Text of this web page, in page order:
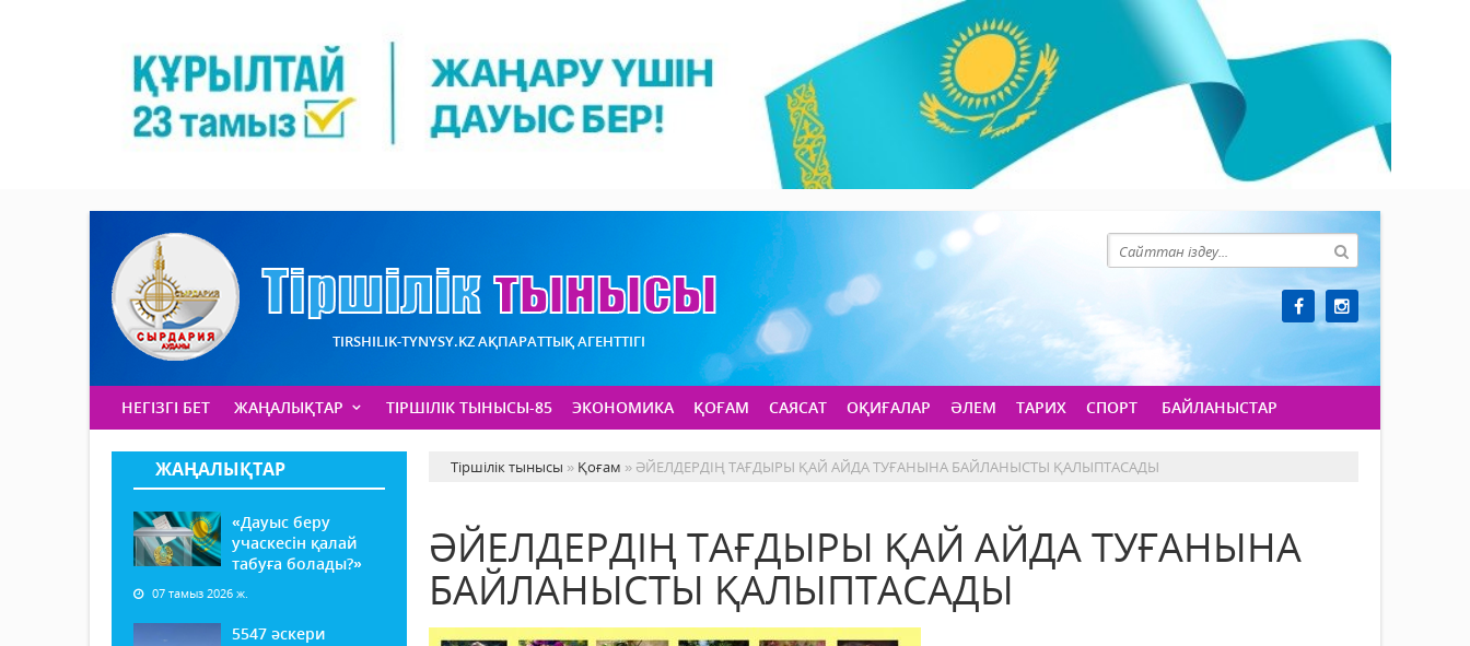
TIRSHILIK-TYNYSY.KZ АҚПАРАТТЫҚ АГЕНТТІГІ
НЕГІЗГІ БЕТ ЖАҢАЛЫҚТАР ТІРШІЛІК ТЫНЫСЫ-85 ЭКОНОМИКА ҚОҒАМ САЯСАТ ОҚИҒАЛАР ӘЛЕМ ТАРИХ СПОРТ БАЙЛАНЫСТАР
ЖАҢАЛЫҚТАР
«Дауыс беру
учаскесін қалай
табуға болады?»
07 тамыз 2026 ж.
5547 әскери
Тіршілік тынысы » Қоғам » ӘЙЕЛДЕРДІҢ ТАҒДЫРЫ ҚАЙ АЙДА ТУҒАНЫНА БАЙЛАНЫСТЫ ҚАЛЫПТАСАДЫ
ӘЙЕЛДЕРДІҢ ТАҒДЫРЫ ҚАЙ АЙДА ТУҒАНЫНА
БАЙЛАНЫСТЫ ҚАЛЫПТАСАДЫ